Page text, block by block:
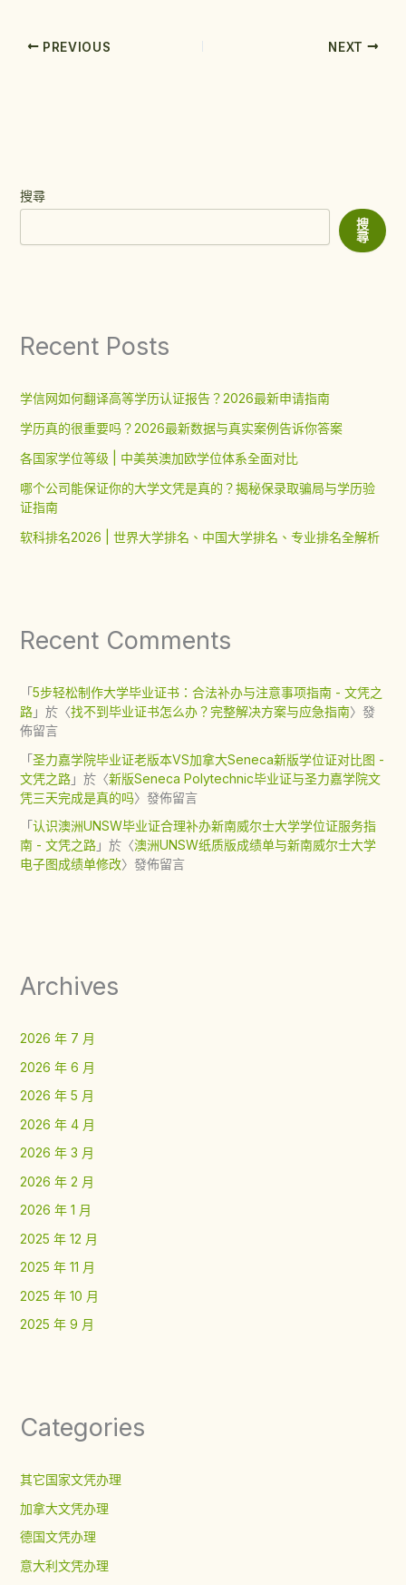
PREVIOUS NEXT
搜尋
搜
尋
Recent Posts
学信网如何翻译高等学历认证报告？2026最新申请指南
学历真的很重要吗？2026最新数据与真实案例告诉你答案
各国家学位等级 | 中美英澳加欧学位体系全面对比
哪个公司能保证你的大学文凭是真的？揭秘保录取骗局与学历验
证指南
软科排名2026 | 世界大学排名、中国大学排名、专业排名全解析
Recent Comments
「5步轻松制作大学毕业证书：合法补办与注意事项指南 - 文凭之
路」於〈找不到毕业证书怎么办？完整解决方案与应急指南〉發
佈留言
「圣力嘉学院毕业证老版本VS加拿大Seneca新版学位证对比图 -
文凭之路」於〈新版Seneca Polytechnic毕业证与圣力嘉学院文
凭三天完成是真的吗〉發佈留言
「认识澳洲UNSW毕业证合理补办新南威尔士大学学位证服务指
南 - 文凭之路」於〈澳洲UNSW纸质版成绩单与新南威尔士大学
电子图成绩单修改〉發佈留言
Archives
2026 年 7 月
2026 年 6 月
2026 年 5 月
2026 年 4 月
2026 年 3 月
2026 年 2 月
2026 年 1 月
2025 年 12 月
2025 年 11 月
2025 年 10 月
2025 年 9 月
Categories
其它国家文凭办理
加拿大文凭办理
德国文凭办理
意大利文凭办理